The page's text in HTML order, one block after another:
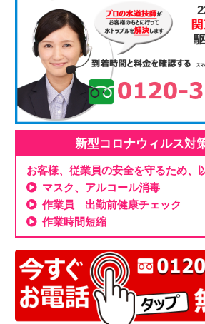
新型コロナウィルス対
お客様、従業員の安全を守るため、
マスク、アルコール消毒
作業員 出勤前健康チェック
作業時間短縮